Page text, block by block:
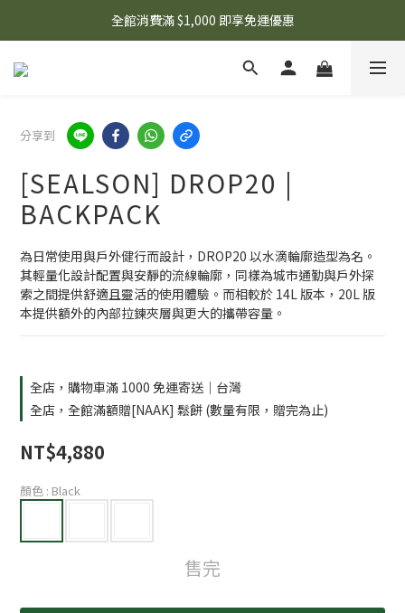
🌟 想知道現在有什麼優惠嗎？ 點擊查看最新優惠！
全館消費滿 $1,000 即享免運優惠
🌟 想知道現在有什麼優惠嗎？ 點擊查看最新優惠！
分享到
[SEALSON] DROP20 |
BACKPACK
為日常使用與戶外健行而設計，DROP20 以水滴輪廓造型為名。
其輕量化設計配置與安靜的流線輪廓，同樣為城市通勤與戶外探
索之間提供舒適且靈活的使用體驗。而相較於 14L 版本，20L 版
本提供額外的內部拉鍊夾層與更大的攜帶容量。
全店，購物車滿 1000 免運寄送｜台灣
全店，全館滿額贈[NAAK] 鬆餅 (數量有限，贈完為止)
NT$4,880
顏色 : Black
售完